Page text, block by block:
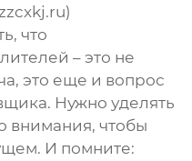
что
– это не
это еще и вопрос
Нужно уделять
внимания, чтобы
И помните: